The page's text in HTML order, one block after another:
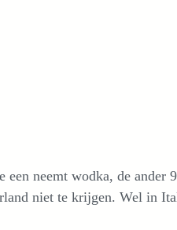
neemt wodka, de ander
niet te krijgen. Wel in